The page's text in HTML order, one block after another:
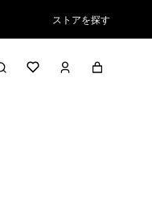
ストアを探す